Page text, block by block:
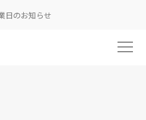
日のお知らせ